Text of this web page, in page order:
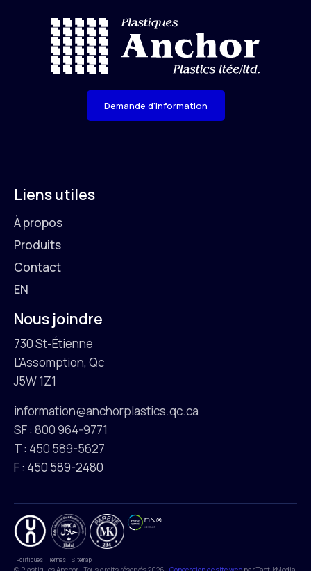
Demande d'information
Liens utiles
À propos
Produits
Contact
EN
Nous joindre
730 St-Étienne
L'Assomption, Qc
J5W 1Z1
information@anchorplastics.qc.ca
SF : 800 964-9771
T : 450 589-5627
F : 450 589-2480
Politiques Termes Sitemap